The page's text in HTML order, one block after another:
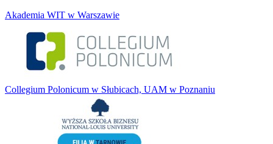
Akademia WIT w Warszawie
Collegium Polonicum w Słubicach, UAM w Poznaniu